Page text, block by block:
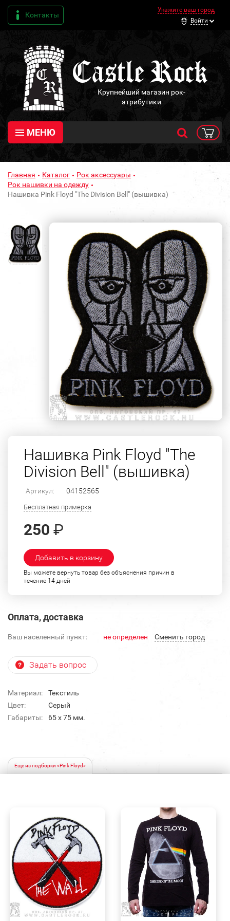
Контакты
Укажите ваш город
Войти
Крупнейший магазин рок-
атрибутики
МЕНЮ
Главная Каталог
Рок аксессуары
Рок нашивки на одежду
Нашивка Pink Floyd "The Division Bell" (вышивка)
Нашивка Pink Floyd "The
Division Bell" (вышивка)
Артикул: 04152565
Бесплатная примерка
250 ₽
Добавить в корзину
Вы можете вернуть товар без объяснения причин в
течение 14 дней
Оплата, доставка
Ваш населенный пункт: не определен Cменить город
Задать вопрос
Материал:
Текстиль
Цвет:
Серый
Габариты:
65 х 75 мм.
Еще из подборки «Pink Floyd»